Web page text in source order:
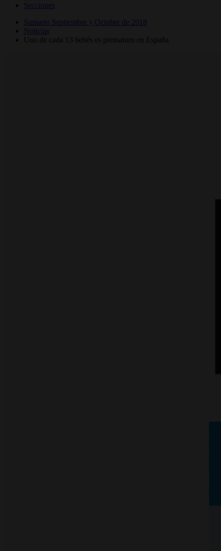
Secciones
Sumario Septiembre y Octubre de 2018
Noticias
Uno de cada 13 bebés es prematuro en España